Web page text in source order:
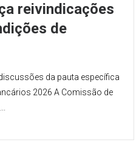
reivindicações
de
da pauta específica
2026 A Comissão de